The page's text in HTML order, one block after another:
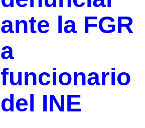
ante la FGR
a
funcionario
del INE